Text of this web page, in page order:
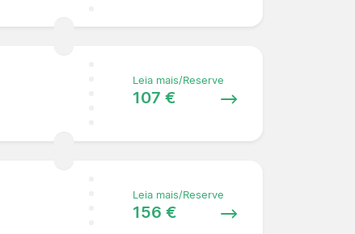
Leia mais/Reserve
107 €
Leia mais/Reserve
156 €